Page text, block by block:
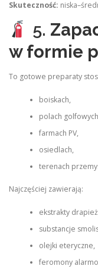
Skuteczność:
5.
w formie
To gotowe preparaty
boiskach,
polach
farmach PV,
osiedlach,
terenach
Najczęściej zawierają:
ekstrakty
substancje
olejki eteryczne,
feromony